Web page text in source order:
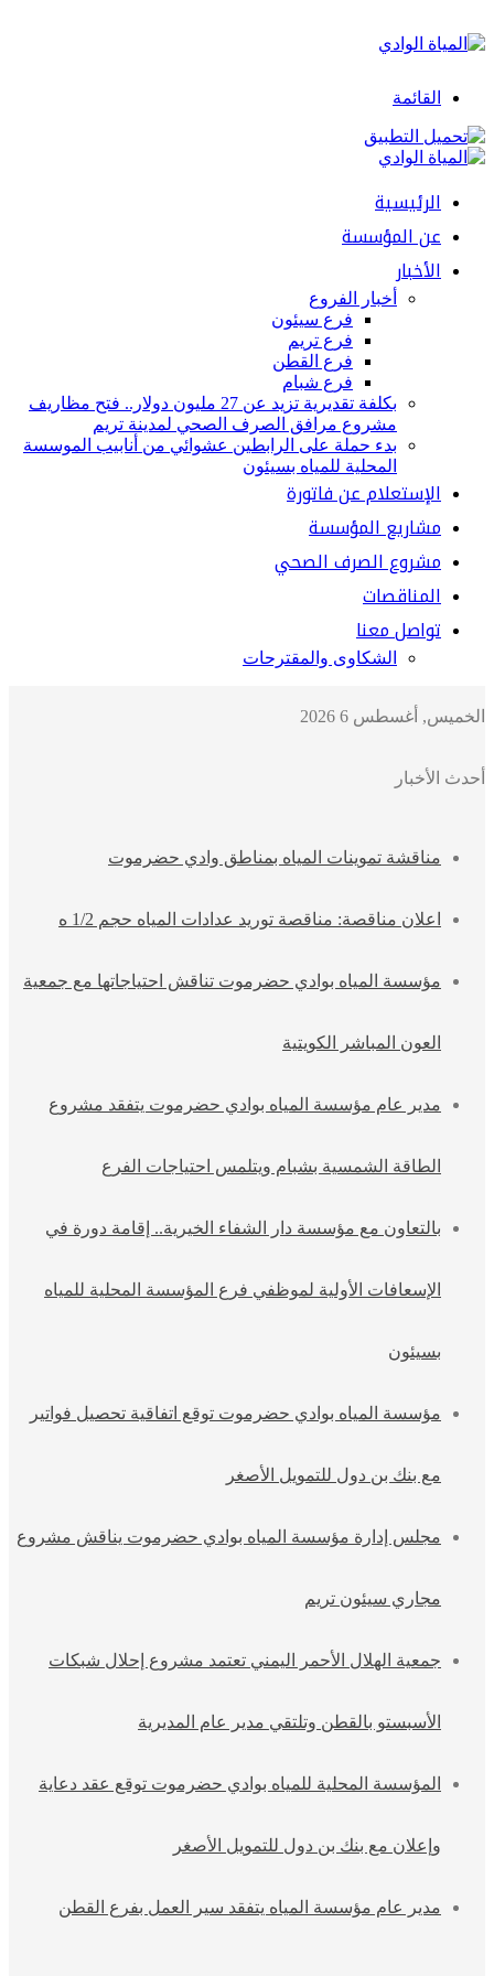
القائمة
الرئيسية
عن المؤسسة
الأخبار
أخبار الفروع
فرع سيئون
فرع تريم
فرع القطن
فرع شبام
بكلفة تقديرية تزيد عن 27 مليون دولار.. فتح مظاريف
مشروع مرافق الصرف الصحي لمدينة تريم
بدء حملة على الرابطين عشوائي من أنابيب الموسسة
المحلية للمياه بسيئون
الإستعلام عن فاتورة
مشاريع المؤسسة
مشروع الصرف الصحي
المناقصات
تواصل معنا
الشكاوى والمقترحات
الخميس, أغسطس 6 2026
أحدث الأخبار
مناقشة تموينات المياه بمناطق وادي حضرموت
اعلان مناقصة: مناقصة توريد عدادات المياه حجم 1/2 ه
مؤسسة المياه بوادي حضرموت تناقش احتياجاتها مع جمعية
العون المباشر الكويتية
مدير عام مؤسسة المياه بوادي حضرموت يتفقد مشروع
الطاقة الشمسية بشبام ويتلمس احتياجات الفرع
بالتعاون مع مؤسسة دار الشفاء الخيرية.. إقامة دورة في
الإسعافات الأولية لموظفي فرع المؤسسة المحلية للمياه
بسيئون
مؤسسة المياه بوادي حضرموت توقع اتفاقية تحصيل فواتير
مع بنك بن دول للتمويل الأصغر
مجلس إدارة مؤسسة المياه بوادي حضرموت يناقش مشروع
مجاري سيئون تريم
جمعية الهلال الأحمر اليمني تعتمد مشروع إحلال شبكات
الأسبستو بالقطن وتلتقي مدير عام المديرية
المؤسسة المحلية للمياه بوادي حضرموت توقع عقد دعاية
وإعلان مع بنك بن دول للتمويل الأصغر
مدير عام مؤسسة المياه يتفقد سير العمل بفرع القطن